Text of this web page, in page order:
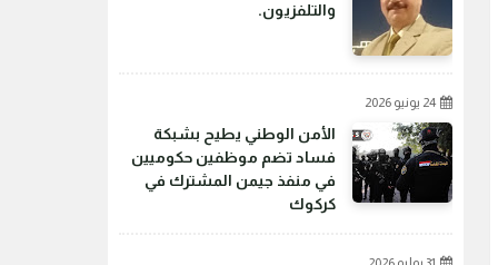
والتلفزيون.
24 يونيو 2026
الأمن الوطني يطيح بشبكة
فساد تضم موظفين حكوميين
في منفذ جيمن المشترك في
كركوك